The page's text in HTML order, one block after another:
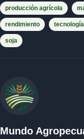
producción agrícola
rendimiento
soja
Mundo